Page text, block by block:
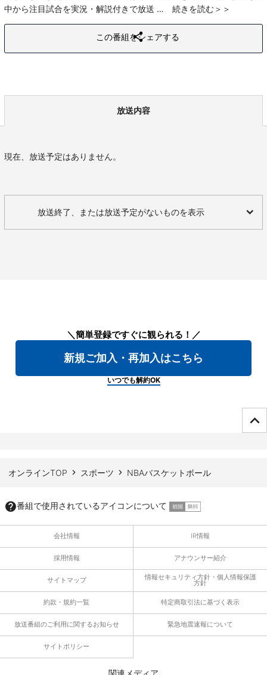
中から注目試合を実況・解説付きで放送
続きを読む
この番組をシェアする
放送内容
現在、放送予定はありません。
放送終了、または放送予定がないものを表示
＼簡単登録ですぐに観られる！／
新規ご加入・再加入はこちら
いつでも解約OK
オンラインTOP スポーツ NBAバスケットボール
番組で使用されているアイコンについて
会社情報 IR情報
採用情報 アナウンサー紹介
サイトマップ 情報セキュリティ方針・個人情報保護
方針
約款・規約一覧 特定商取引法に基づく表示
放送番組のご利用に関するお知らせ 緊急地震速報について
サイトポリシー
関連メディア